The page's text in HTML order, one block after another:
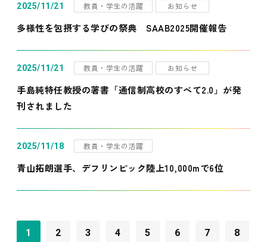
2025/11/21 教員・学生の活躍 お知らせ
多様性を包摂する学びの祭典 SAAB2025開催報告
2025/11/21 教員・学生の活躍 お知らせ
手島純特任教授の著書「通信制高校のすべて2.0」が発
刊されました
2025/11/18 教員・学生の活躍
青山拓朗選手、デフリンピック陸上10,000mで6位
1 2 3 4 5 6 7 8